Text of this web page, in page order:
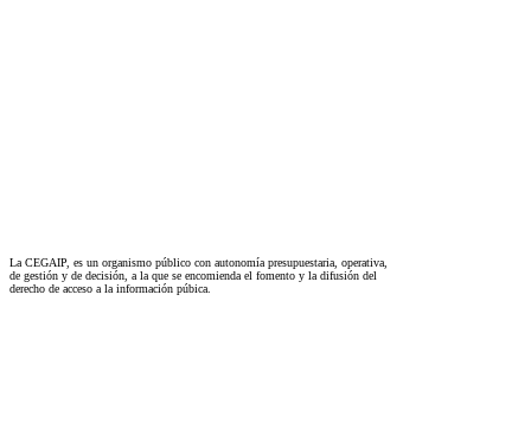
La CEGAIP, es un organismo público con autonomía presupuestaria, operativa,
de gestión y de decisión, a la que se encomienda el fomento y la difusión del
derecho de acceso a la información púbica.